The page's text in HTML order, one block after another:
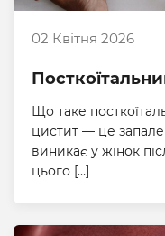
02 Квітня 2026
Що таке
цистит — це
виникає у жінок
цього […]